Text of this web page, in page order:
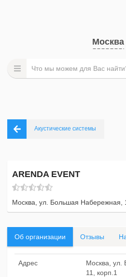
Москва
Акустические системы
ARENDA EVENT
Москва, ул. Большая Набережная,
Об организации Отзывы
Адрес
Москва, ул.
11, корп.1